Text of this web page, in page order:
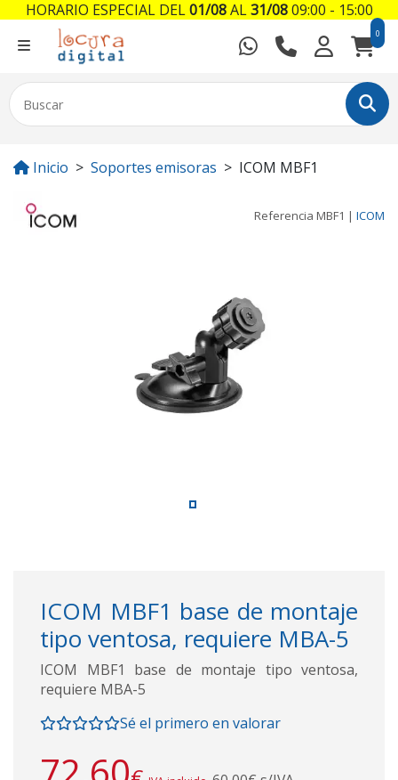
0
Inicio Soportes emisoras ICOM MBF1
Referencia MBF1 | ICOM
ICOM MBF1 base de montaje
tipo ventosa, requiere MBA-5
ICOM MBF1 base de montaje tipo ventosa,
requiere MBA-5
Sé el primero en valorar
HORARIO ESPECIAL DEL01/08AL31/0809:00 - 15:00